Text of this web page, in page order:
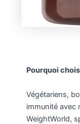
Pourquoi
Végétariens,
immunité avec
WeightWorld,